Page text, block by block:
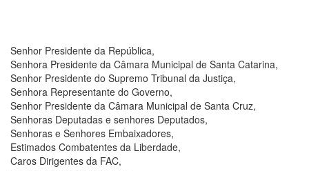
Senhor Presidente da República,
Senhora Presidente da Câmara Municipal de Santa Catarina,
Senhor Presidente do Supremo Tribunal da Justiça,
Senhora Representante do Governo,
Senhor Presidente da Câmara Municipal de Santa Cruz,
Senhoras Deputadas e senhores Deputados,
Senhoras e Senhores Embaixadores,
Estimados Combatentes da Liberdade,
Caros Dirigentes da FAC,